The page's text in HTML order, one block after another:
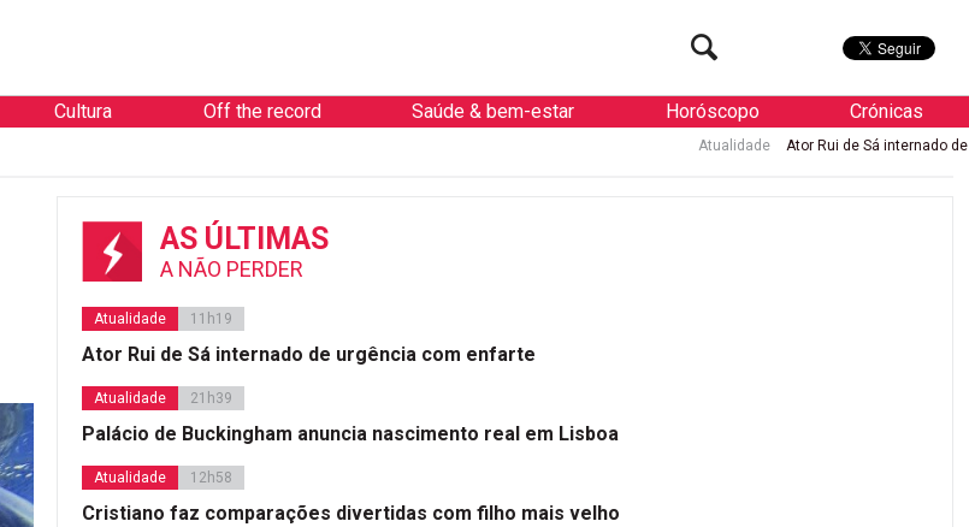
Cultura Off the record Saúde & bem-estar Horóscopo Crónicas
Ator Rui de Sá internado de urgência com
AS ÚLTIMAS
A NÃO PERDER
Atualidade 11h19
Ator Rui de Sá internado de urgência com enfarte
Atualidade 21h39
Palácio de Buckingham anuncia nascimento real em Lisboa
Atualidade 12h58
Cristiano faz comparações divertidas com filho mais velho